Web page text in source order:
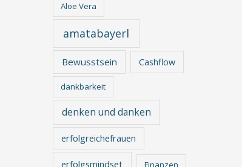
Aloe Vera
amatabayerl
Bewusstsein Cashflow
dankbarkeit
denken und danken
erfolgreichefrauen
erfolgsmindset Finanzen